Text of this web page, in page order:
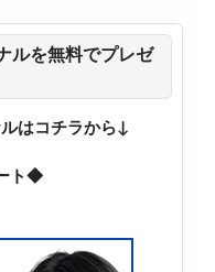
ルを無料でプレゼ
はコチラから↓
ト◆